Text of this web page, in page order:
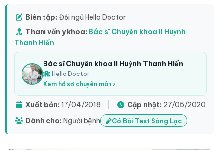
Biên tập: Đội ngũ Hello Doctor
Tham vấn y khoa: Bác sĩ Chuyên khoa II Huỳnh
Thanh Hiển
Bác sĩ Chuyên khoa II Huỳnh Thanh Hiển
Hello Doctor
Xem hồ sơ chuyên môn ›
Xuất bản: 17/04/2018 Cập nhật: 27/05/2020
Dành cho: Người bệnh Có Bài Test Sàng Lọc